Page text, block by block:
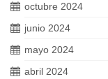
octubre 2024
junio 2024
mayo 2024
abril 2024